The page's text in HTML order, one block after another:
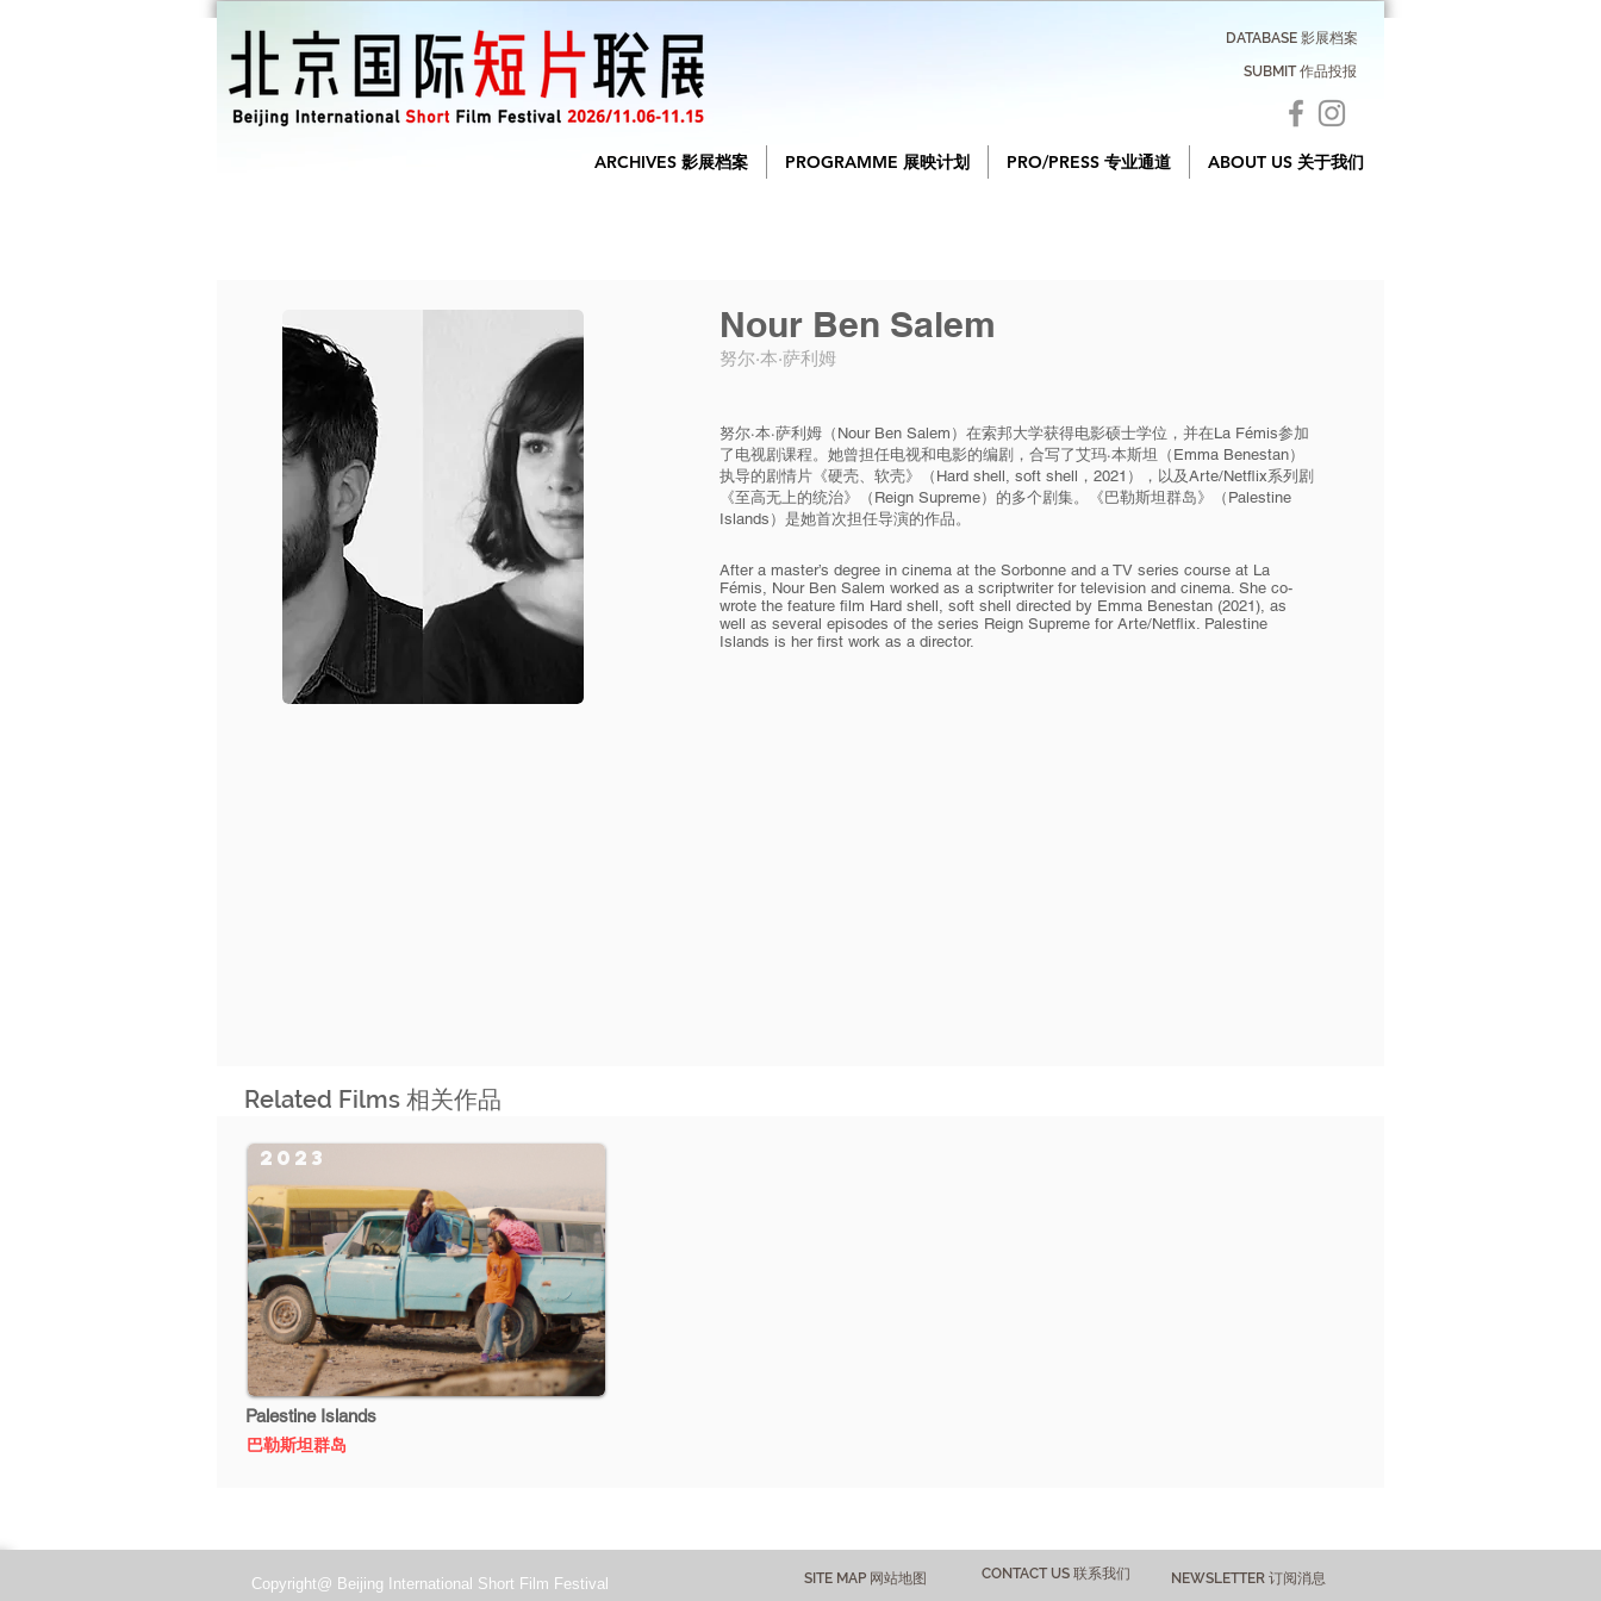
DATABASE 影展档案
SUBMIT 作品投报
ARCHIVES 影展档案 PROGRAMME 展映计划 PRO/PRESS 专业通道 ABOUT US 关于我们
Nour Ben Salem
努尔·本·萨利姆
努尔·本·萨利姆（Nour Ben Salem）在索邦大学获得电影硕士学位，并在La Fémis参加
了电视剧课程。她曾担任电视和电影的编剧，合写了艾玛·本斯坦（Emma Benestan）
执导的剧情片《硬壳、软壳》（Hard shell, soft shell，2021），以及Arte/Netflix系列剧
《至高无上的统治》（Reign Supreme）的多个剧集。《巴勒斯坦群岛》（Palestine
Islands）是她首次担任导演的作品。
After a master’s degree in cinema at the Sorbonne and a TV series course at La
Fémis, Nour Ben Salem worked as a scriptwriter for television and cinema. She co-
wrote the feature film Hard shell, soft shell directed by Emma Benestan (2021), as
well as several episodes of the series Reign Supreme for Arte/Netflix. Palestine
Islands is her first work as a director.
Related Films 相关作品
2023
Palestine Islands
巴勒斯坦群岛
Copyright@ Beijing International Short Film Festival SITE MAP 网站地图 CONTACT US 联系我们 NEWSLETTER 订阅消息